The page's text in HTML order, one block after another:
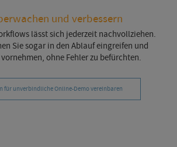
und verbessern
lässt sich jederzeit nachvollziehen.
Sie sogar in den Ablauf eingreifen und
ohne Fehler zu befürchten.
für unverbindliche Online-Demo vereinbaren